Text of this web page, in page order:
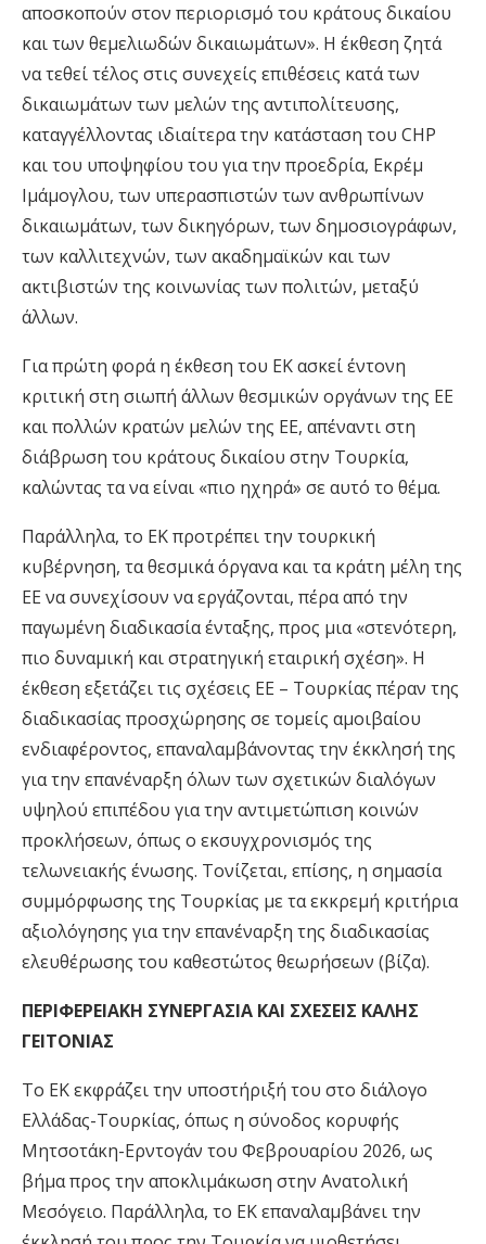
αποσκοπούν στον περιορισμό του κράτους δικαίου
και των θεμελιωδών δικαιωμάτων». Η έκθεση ζητά
να τεθεί τέλος στις συνεχείς επιθέσεις κατά των
δικαιωμάτων των μελών της αντιπολίτευσης,
καταγγέλλοντας ιδιαίτερα την κατάσταση του CHP
και του υποψηφίου του για την προεδρία, Εκρέμ
Ιμάμογλου, των υπερασπιστών των ανθρωπίνων
δικαιωμάτων, των δικηγόρων, των δημοσιογράφων,
των καλλιτεχνών, των ακαδημαϊκών και των
ακτιβιστών της κοινωνίας των πολιτών, μεταξύ
άλλων.
Για πρώτη φορά η έκθεση του ΕΚ ασκεί έντονη
κριτική στη σιωπή άλλων θεσμικών οργάνων της ΕΕ
και πολλών κρατών μελών της ΕΕ, απέναντι στη
διάβρωση του κράτους δικαίου στην Τουρκία,
καλώντας τα να είναι «πιο ηχηρά» σε αυτό το θέμα.
Παράλληλα, το ΕΚ προτρέπει την τουρκική
κυβέρνηση, τα θεσμικά όργανα και τα κράτη μέλη της
ΕΕ να συνεχίσουν να εργάζονται, πέρα από την
παγωμένη διαδικασία ένταξης, προς μια «στενότερη,
πιο δυναμική και στρατηγική εταιρική σχέση». Η
έκθεση εξετάζει τις σχέσεις ΕΕ – Τουρκίας πέραν της
διαδικασίας προσχώρησης σε τομείς αμοιβαίου
ενδιαφέροντος, επαναλαμβάνοντας την έκκλησή της
για την επανέναρξη όλων των σχετικών διαλόγων
υψηλού επιπέδου για την αντιμετώπιση κοινών
προκλήσεων, όπως ο εκσυγχρονισμός της
τελωνειακής ένωσης. Τονίζεται, επίσης, η σημασία
συμμόρφωσης της Τουρκίας με τα εκκρεμή κριτήρια
αξιολόγησης για την επανέναρξη της διαδικασίας
ελευθέρωσης του καθεστώτος θεωρήσεων (βίζα).
ΠΕΡΙΦΕΡΕΙΑΚΗ ΣΥΝΕΡΓΑΣΙΑ ΚΑΙ ΣΧΕΣΕΙΣ ΚΑΛΗΣ
ΓΕΙΤΟΝΙΑΣ
Το ΕΚ εκφράζει την υποστήριξή του στο διάλογο
Ελλάδας-Τουρκίας, όπως η σύνοδος κορυφής
Μητσοτάκη-Ερντογάν του Φεβρουαρίου 2026, ως
βήμα προς την αποκλιμάκωση στην Ανατολική
Μεσόγειο. Παράλληλα, το ΕΚ επαναλαμβάνει την